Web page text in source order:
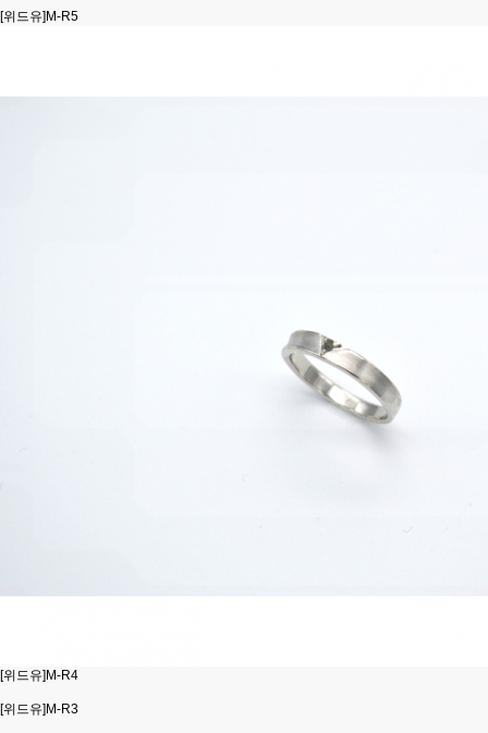
[위드유]M-R5
[위드유]M-R4
[위드유]M-R3